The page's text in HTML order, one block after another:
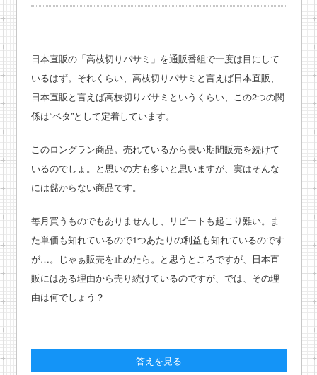
日本直販の「高枝切りバサミ」を通販番組で一度は目にして
いるはず。それくらい、高枝切りバサミと言えば日本直販、
日本直販と言えば高枝切りバサミというくらい、この2つの関
係は“ベタ”として定着しています。
このロングラン商品。売れているから長い期間販売を続けて
いるのでしょ。と思いの方も多いと思いますが、実はそんな
には儲からない商品です。
毎月買うものでもありませんし、リピートも起こり難い。ま
た単価も知れているので1つあたりの利益も知れているのです
が…。じゃぁ販売を止めたら。と思うところですが、日本直
販にはある理由から売り続けているのですが、では、その理
由は何でしょう？
答えを見る